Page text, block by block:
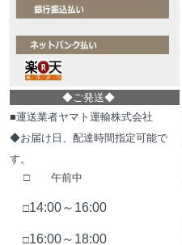
◆ご発送◆
■運送業者ヤマト運輸株式会社
◆お届け日、配達時間指定可能で
す。
□ 午前中
□14:00～16:00
□16:00～18:00